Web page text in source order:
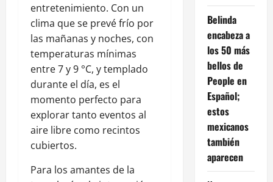
entretenimiento. Con un
clima que se prevé frío por
las mañanas y noches, con
temperaturas mínimas
entre 7 y 9 °C, y templado
durante el día, es el
momento perfecto para
explorar tanto eventos al
aire libre como recintos
cubiertos.
Para los amantes de la
Belinda
encabeza a
los 50 más
bellos de
People en
Español;
estos
mexicanos
también
aparecen